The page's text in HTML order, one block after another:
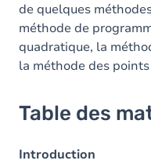
de quelques
méthode de
quadratique, la
la méthode des
Table des
Introduction